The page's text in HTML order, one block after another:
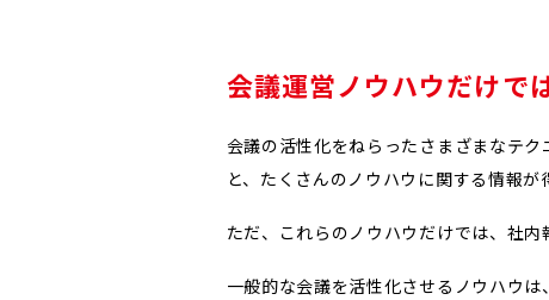
会議運営ノウハウだけで
会議の活性化をねらったさまざまなテ
と、たくさんのノウハウに関する情報が
ただ、これらのノウハウだけでは、社内
一般的な会議を活性化させるノウハウ